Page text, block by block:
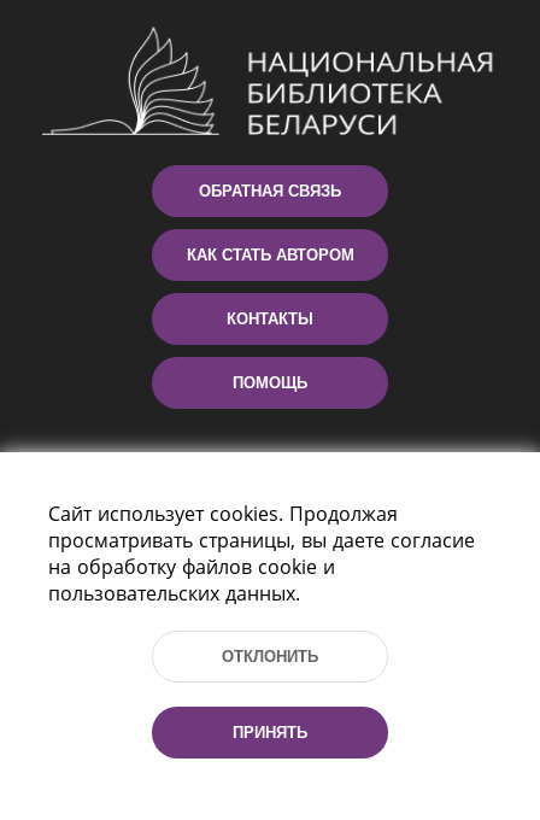
ОБРАТНАЯ СВЯЗЬ
КАК СТАТЬ АВТОРОМ
КОНТАКТЫ
ПОМОЩЬ
Пр-т Независимости 116
г. Минск, Республика Беларусь, 220114
Тел.: (+375 17) 368 37 37, Факс: (+375 17)
Эл. почта: inbox@nlb.by
Сайт использует cookies. Продолжая
просматривать страницы, вы даете согласие
на обработку файлов cookie и
пользовательских данных.
ОТКЛОНИТЬ
ПРИНЯТЬ